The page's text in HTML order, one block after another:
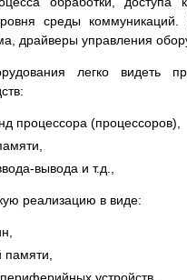
среды
драйверы управления
легко видеть
процессора (процессоров),
вывода и т.д.,
реализацию в виде: